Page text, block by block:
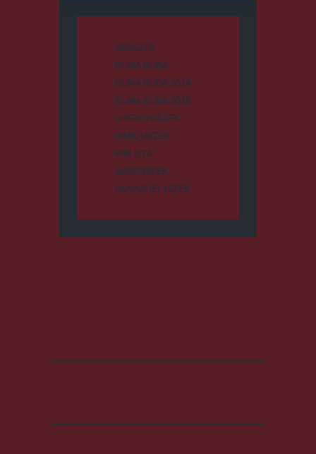
CSÍKSZÉK
DUMA DUBA
DUMA DUBA 2024
DUMA DUBA 2026
GYERGYÓSZÉK
HÁROMSZÉK
HÍRLISTA
MAROSSZÉK
UDVARHELYSZÉK